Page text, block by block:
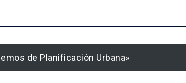
de Planificación Urbana»